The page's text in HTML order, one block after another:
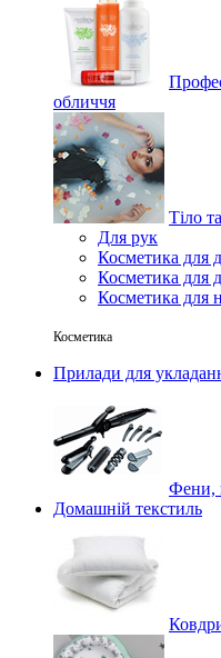
обличчя
Тіло
Для рук
Косметика для
Косметика для
Косметика для
Косметика
Прилади для
Фени,
Домашній текстиль